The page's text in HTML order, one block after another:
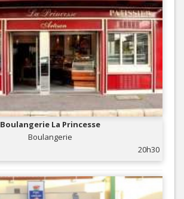
Boulangerie La Princesse
Boulangerie
20h30